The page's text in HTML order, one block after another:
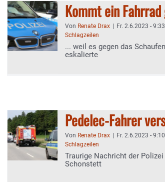
Kommt ein
Von Renate Drax Fr. 2.6.2023 - 9:33
Schlagzeilen
... weil es gegen das
eskalierte
Pedelec-Fahrer
Von Renate Drax Fr. 2.6.2023 - 9:10
Schlagzeilen
Traurige Nachricht der
Schonstett